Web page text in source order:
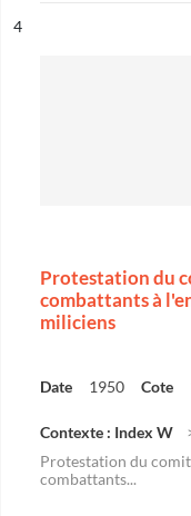
n°
4
Protestation du
combattants à
miliciens
Date 1950 Cote
Contexte : Index W
Protestation du
combattants...